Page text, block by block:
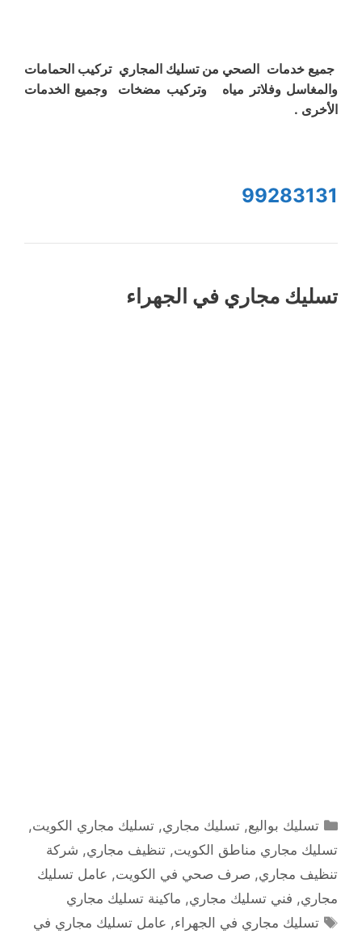
جميع خدمات الصحي من تسليك المجاري تركيب الحمامات
والمغاسل وفلاتر مياه وتركيب مضخات وجميع الخدمات
الأخرى .
99283131
تسليك مجاري في الجهراء
التصنيفات
تسليك بواليع,تسليك مجاري,تسليك مجاري الكويت,
تسليك مجاري مناطق الكويت, تنظيف مجاري, شركة
تنظيف مجاري, صرف صحي في الكويت, عامل تسليك
مجاري, فني تسليك مجاري, ماكينة تسليك مجاري
الوسوم
تسليك مجاري في الجهراء, عامل تسليك مجاري في